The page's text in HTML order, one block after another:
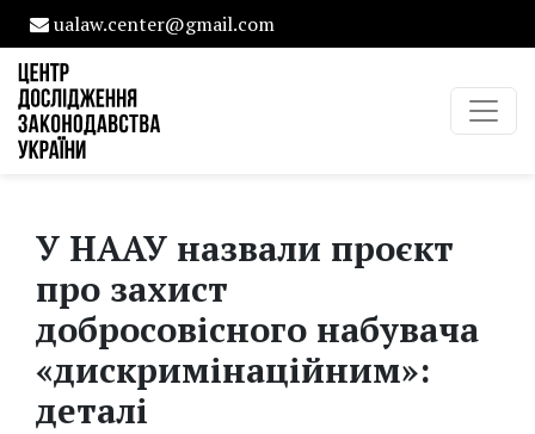
ualaw.center@gmail.com
У НААУ назвали проєкт
про захист
добросовісного набувача
«дискримінаційним»:
деталі